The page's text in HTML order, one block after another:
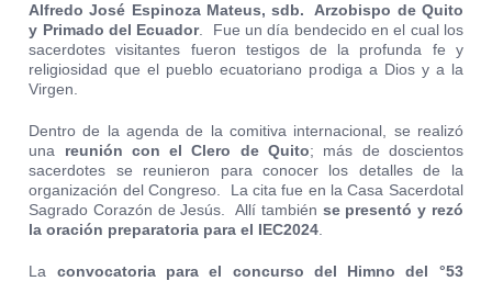
Alfredo José Espinoza Mateus, sdb. Arzobispo de Quito
y Primado del Ecuador. Fue un día bendecido en el cual los
sacerdotes visitantes fueron testigos de la profunda fe y
religiosidad que el pueblo ecuatoriano prodiga a Dios y a la
Virgen.
Dentro de la agenda de la comitiva internacional, se realizó
una reunión con el Clero de Quito; más de doscientos
sacerdotes se reunieron para conocer los detalles de la
organización del Congreso. La cita fue en la Casa Sacerdotal
Sagrado Corazón de Jesús. Allí también se presentó y rezó
la oración preparatoria para el IEC2024
La convocatoria para el concurso del Himno del °53